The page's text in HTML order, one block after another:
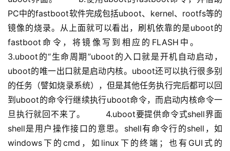
PC中的fastboot软件完成包括uboot、kernel、rootfs等的
镜像的烧录。从上面就可以看出，刷机依靠的是uboot的
fastboot命令，将镜像写到相应的FLASH中。
3.uboot的“生命周期”uboot的入口就是开机自动启动，
uboot的唯一出口就是启动内核。uboot还可以执行很多别
的任务（譬如烧录系统），但是其他任务执行完后都可以回
到uboot的命令行继续执行uboot命令，而启动内核命令一
旦执行就回不来了。 　　4.uboot要提供命令式shell界面
shell是用户操作接口的意思。shell有命令行的shell，如
windows下的cmd，如linux下的终端；也有GUI式的